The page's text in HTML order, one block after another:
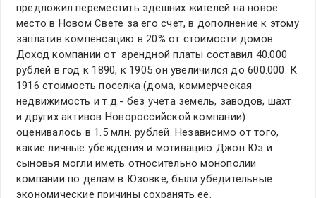
предложил переместить здешних жителей на новое
место в Новом Свете за его счет, в дополнение к этому
заплатив компенсацию в 20% от стоимости домов.
Доход компании от арендной платы составил 40.000
рублей в год к 1890, к 1905 он увеличился до 600.000. К
1916 стоимость поселка (дома, коммерческая
недвижимость и т.д.- без учета земель, заводов, шахт
и других активов Новороссийской компании)
оценивалось в 1.5 млн. рублей. Независимо от того,
какие личные убеждения и мотивацию Джон Юз и
сыновья могли иметь относительно монополии
компании по делам в Юзовке, были убедительные
экономические причины сохранять ее.